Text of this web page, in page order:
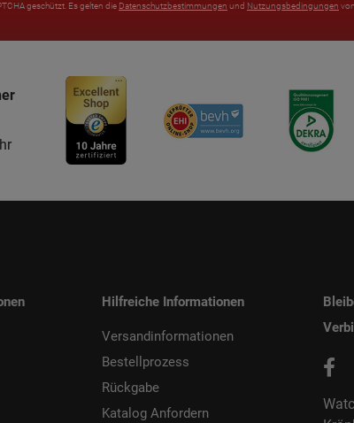
geschützt. Es gelten die Datenschutzbestimmungen und Nutzungsbedingungen
Hilfreiche Informationen
Versandinformationen
Bestellprozess
Rückgabe
Katalog Anfordern